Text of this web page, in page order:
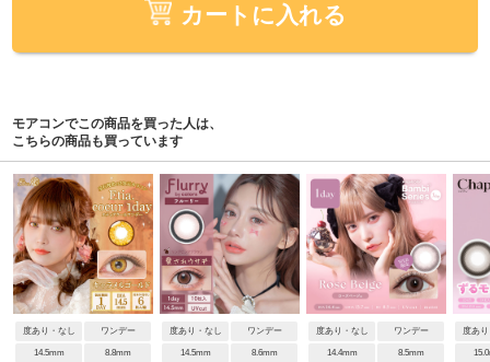
カートに入れる
モアコンでこの商品を買った人は、
こちらの商品も買っています
度あり・なし ワンデー
14.5mm 8.8mm
度あり・なし ワンデー
14.5mm 8.6mm
度あり・なし ワンデー
14.4mm 8.5mm
度あ